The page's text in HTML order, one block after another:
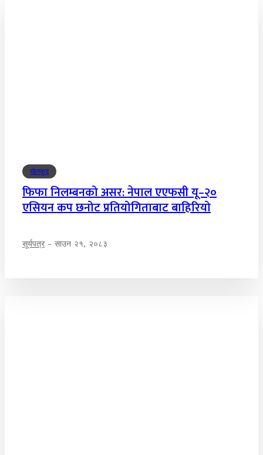
खेलकुद
फिफा निलम्बनको असर: नेपाल एएफसी यू–२०
एसियन कप छनोट प्रतियोगिताबाट बाहिरियो
सूर्यपत्र - साउन २१, २०८३